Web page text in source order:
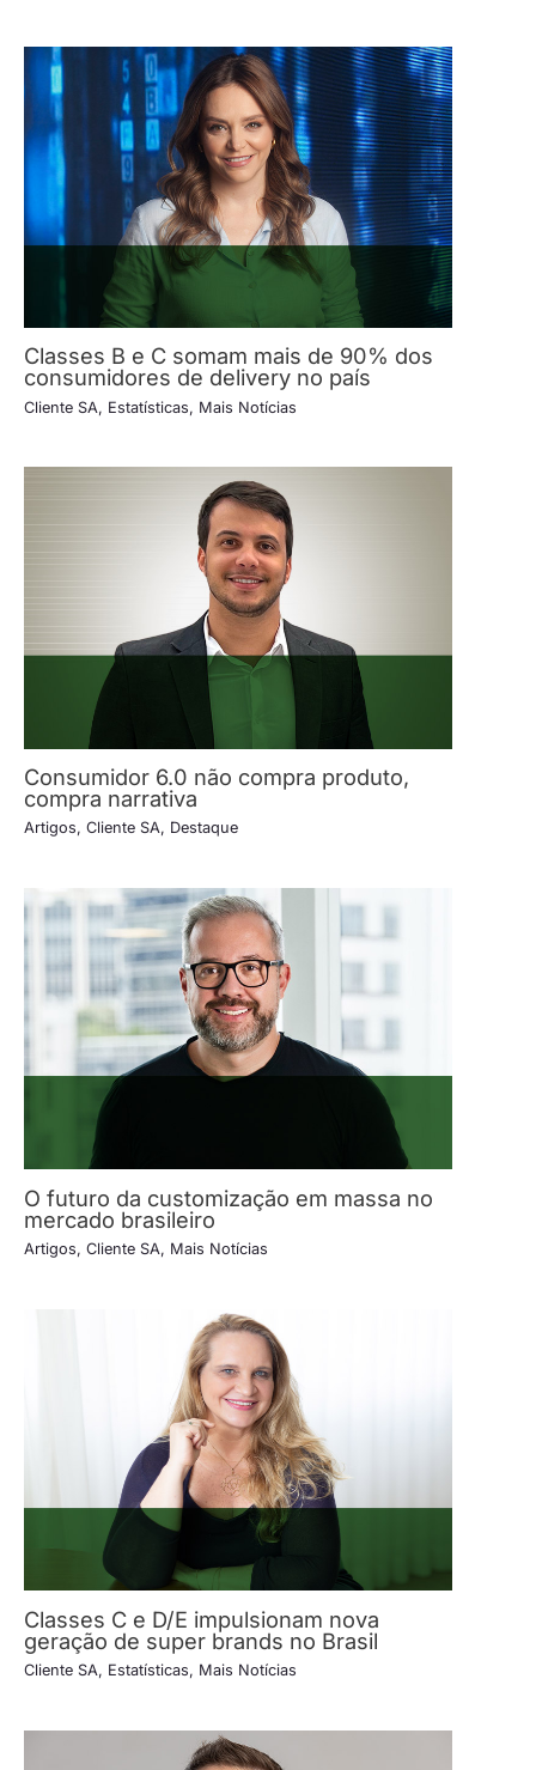
Classes B e C somam mais de 90% dos
consumidores de delivery no país
Cliente SA, Estatísticas, Mais Notícias
Consumidor 6.0 não compra produto,
compra narrativa
Artigos, Cliente SA, Destaque
O futuro da customização em massa no
mercado brasileiro
Artigos, Cliente SA, Mais Notícias
Classes C e D/E impulsionam nova
geração de super brands no Brasil
Cliente SA, Estatísticas, Mais Notícias